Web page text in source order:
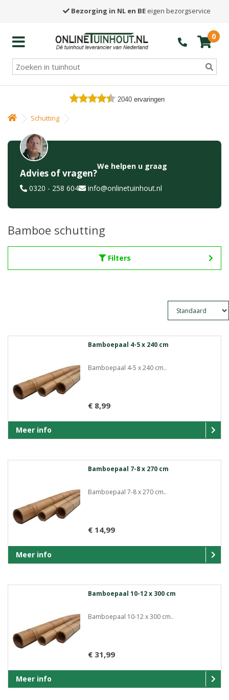
Bezorging in NL en BE eigen bezorgservice
0
2040 ervaringen
Schutting
Advies of vragen?
We helpen u graag
0320 - 258 604 info@onlinetuinhout.nl
Bamboe schutting
Filters
Bamboepaal 4-5 x 240 cm
Bamboepaal 4-5 x 240 cm..
€ 8,99
Meer info
Bamboepaal 7-8 x 270 cm
Bamboepaal 7-8 x 270 cm..
€ 14,99
Meer info
Bamboepaal 10-12 x 300 cm
Bamboepaal 10-12 x 300 cm..
€ 31,99
Meer info